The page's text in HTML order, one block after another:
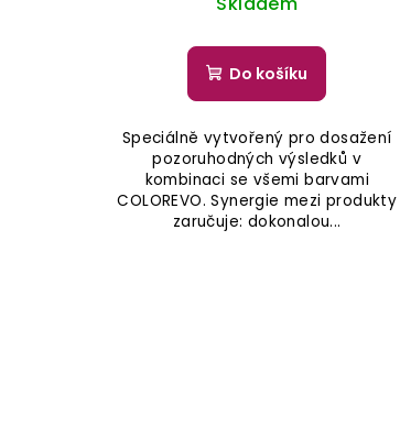
Do košíku
Speciálně vytvořený pro dosažení
pozoruhodných výsledků v
kombinaci se všemi barvami
COLOREVO. Synergie mezi produkty
zaručuje: dokonalou...